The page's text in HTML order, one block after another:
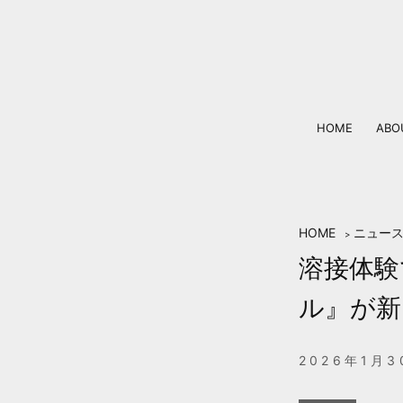
HOME
HOME > ニュース
溶接体
ル』が
2026年1月